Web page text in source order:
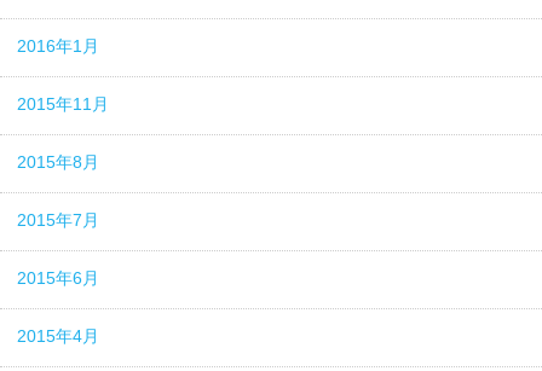
2016年1月
2015年11月
2015年8月
2015年7月
2015年6月
2015年4月